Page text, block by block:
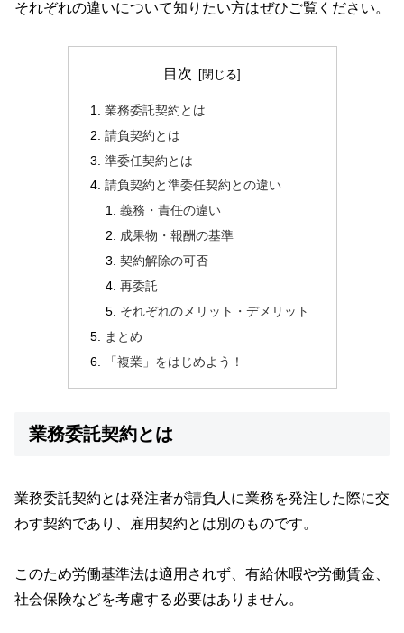
それぞれの違いについて知りたい方はぜひご覧ください。
目次
業務委託契約とは
請負契約とは
準委任契約とは
請負契約と準委任契約との違い
義務・責任の違い
成果物・報酬の基準
契約解除の可否
再委託
それぞれのメリット・デメリット
まとめ
「複業」をはじめよう！
業務委託契約とは
業務委託契約とは発注者が請負人に業務を発注した際に交
わす契約であり、雇用契約とは別のものです。
このため労働基準法は適用されず、有給休暇や労働賃金、
社会保険などを考慮する必要はありません。